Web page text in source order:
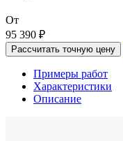
От
95 390 ₽
Рассчитать точную цену
Примеры работ
Характеристики
Описание